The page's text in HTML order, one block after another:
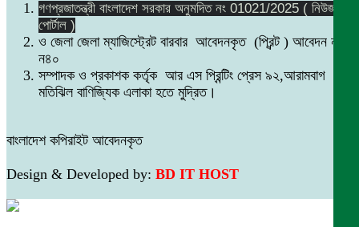
গণপ্রজাতন্ত্রী বাংলাদেশ সরকার অনুমদিত নং 01021/2025 ( নিউজ
পোর্টাল )
ও জেলা জেলা ম্যাজিস্ট্রেট বারবার আবেদনকৃত (প্রিন্ট ) আবেদন নং
ন৪০
সম্পাদক ও প্রকাশক কর্তৃক আর এস প্রিন্টিং প্রেস ৯২,আরামবাগ
মতিঝিল বাণিজ্যিক এলাকা হতে মুদ্রিত।
বাংলাদেশ কপিরাইট আবেদনকৃত
Design & Developed by: BD IT HOST